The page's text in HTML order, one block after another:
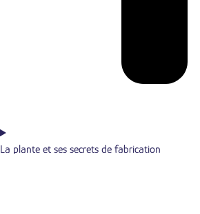
La plante et ses secrets de fabrication